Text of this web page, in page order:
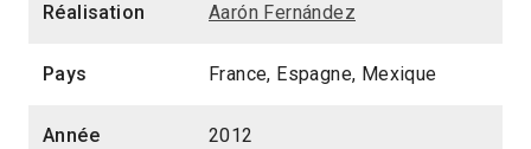
Réalisation Aarón Fernández
Pays France, Espagne, Mexique
Année 2012